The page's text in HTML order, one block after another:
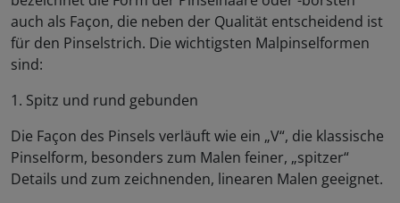
auch als Façon, die neben der Qualität entscheidend ist
für den Pinselstrich. Die wichtigsten Malpinselformen
sind:
1. Spitz und rund gebunden
Die Façon des Pinsels verläuft wie ein „V“, die klassische
Pinselform, besonders zum Malen feiner, „spitzer“
Details und zum zeichnenden, linearen Malen geeignet.